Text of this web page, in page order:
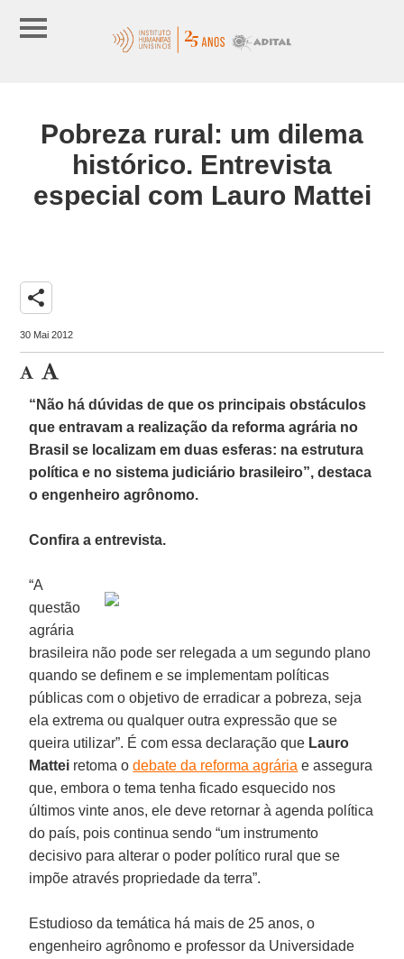
Pobreza rural: um dilema
histórico. Entrevista
especial com Lauro Mattei
share
30 Mai 2012
“Não há dúvidas de que os principais obstáculos
que entravam a realização da reforma agrária no
Brasil se localizam em duas esferas: na estrutura
política e no sistema judiciário brasileiro”, destaca
o engenheiro agrônomo.
Confira a entrevista.
“A
questão
agrária
brasileira não pode ser relegada a um segundo plano
quando se definem e se implementam políticas
públicas com o objetivo de erradicar a pobreza, seja
ela extrema ou qualquer outra expressão que se
queira utilizar”. É com essa declaração que Lauro
Mattei retoma odebate da reforma agrária e assegura
que, embora o tema tenha ficado esquecido nos
últimos vinte anos, ele deve retornar à agenda política
do país, pois continua sendo “um instrumento
decisivo para alterar o poder político rural que se
impõe através propriedade da terra”.
Estudioso da temática há mais de 25 anos, o
engenheiro agrônomo e professor da Universidade